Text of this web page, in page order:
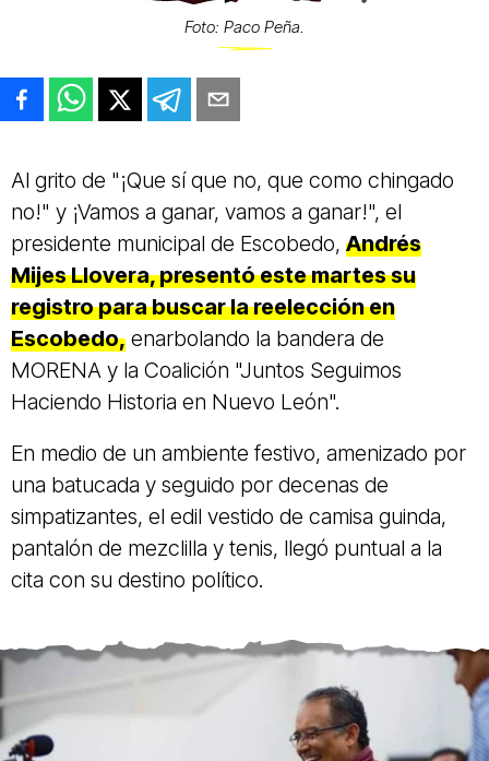
Foto: Paco Peña.
Al grito de "¡Que sí que no, que como chingado
no!" y ¡Vamos a ganar, vamos a ganar!", el
presidente municipal de Escobedo, Andrés
Mijes Llovera, presentó este martes su
registro para buscar la reelección en
Escobedo, enarbolando la bandera de
MORENA y la Coalición "Juntos Seguimos
Haciendo Historia en Nuevo León".
En medio de un ambiente festivo, amenizado por
una batucada y seguido por decenas de
simpatizantes, el edil vestido de camisa guinda,
pantalón de mezclilla y tenis, llegó puntual a la
cita con su destino político.